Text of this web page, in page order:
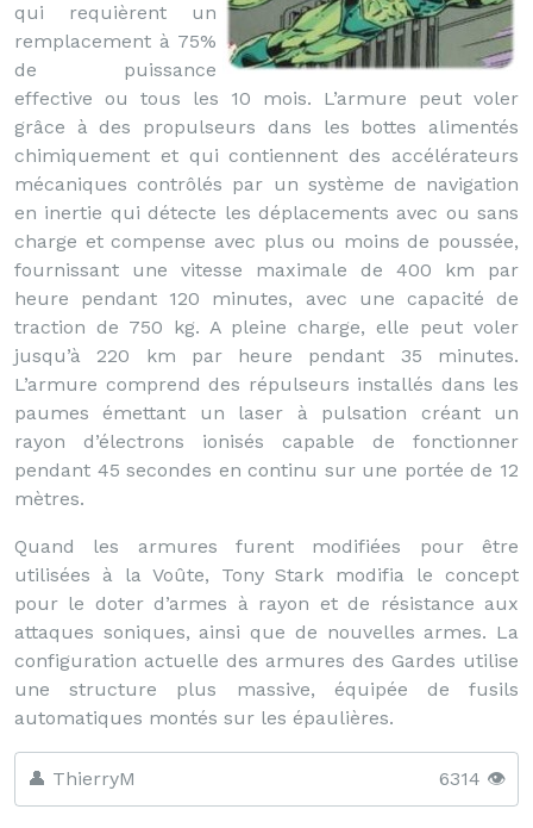
qui requièrent un
remplacement à 75%
de puissance
effective ou tous les 10 mois. L’armure peut voler
grâce à des propulseurs dans les bottes alimentés
chimiquement et qui contiennent des accélérateurs
mécaniques contrôlés par un système de navigation
en inertie qui détecte les déplacements avec ou sans
charge et compense avec plus ou moins de poussée,
fournissant une vitesse maximale de 400 km par
heure pendant 120 minutes, avec une capacité de
traction de 750 kg. A pleine charge, elle peut voler
jusqu’à 220 km par heure pendant 35 minutes.
L’armure comprend des répulseurs installés dans les
paumes émettant un laser à pulsation créant un
rayon d’électrons ionisés capable de fonctionner
pendant 45 secondes en continu sur une portée de 12
mètres.
Quand les armures furent modifiées pour être
utilisées à la Voûte, Tony Stark modifia le concept
pour le doter d’armes à rayon et de résistance aux
attaques soniques, ainsi que de nouvelles armes. La
configuration actuelle des armures des Gardes utilise
une structure plus massive, équipée de fusils
automatiques montés sur les épaulières.
👤 ThierryM 6314 👁️